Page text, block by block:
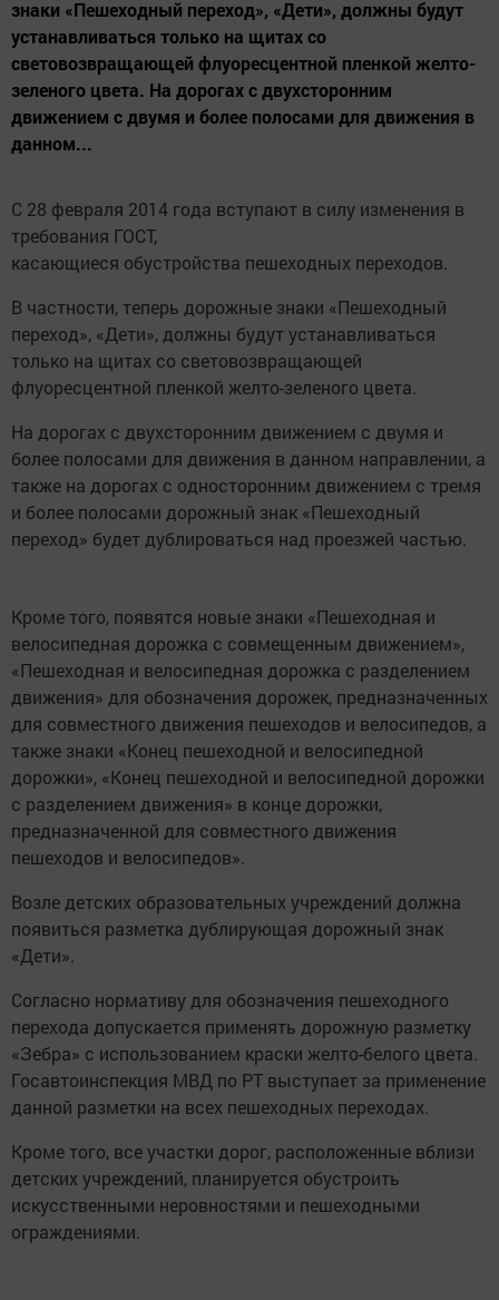
знаки «Пешеходный переход», «Дети», должны будут
устанавливаться только на щитах со
световозвращающей флуоресцентной пленкой желто-
зеленого цвета. На дорогах с двухсторонним
движением с двумя и более полосами для движения в
данном...
С 28 февраля 2014 года вступают в силу изменения в
требования ГОСТ,
касающиеся обустройства пешеходных переходов.
В частности, теперь дорожные знаки «Пешеходный
переход», «Дети», должны будут устанавливаться
только на щитах со световозвращающей
флуоресцентной пленкой желто-зеленого цвета.
На дорогах с двухсторонним движением с двумя и
более полосами для движения в данном направлении, а
также на дорогах с односторонним движением с тремя
и более полосами дорожный знак «Пешеходный
переход» будет дублироваться над проезжей частью.
Кроме того, появятся новые знаки «Пешеходная и
велосипедная дорожка с совмещенным движением»,
«Пешеходная и велосипедная дорожка с разделением
движения» для обозначения дорожек, предназначенных
для совместного движения пешеходов и велосипедов, а
также знаки «Конец пешеходной и велосипедной
дорожки», «Конец пешеходной и велосипедной дорожки
с разделением движения» в конце дорожки,
предназначенной для совместного движения
пешеходов и велосипедов».
Возле детских образовательных учреждений должна
появиться разметка дублирующая дорожный знак
«Дети».
Согласно нормативу для обозначения пешеходного
перехода допускается применять дорожную разметку
«Зебра» с использованием краски желто-белого цвета.
Госавтоинспекция МВД по РТ выступает за применение
данной разметки на всех пешеходных переходах.
Кроме того, все участки дорог, расположенные вблизи
детских учреждений, планируется обустроить
искусственными неровностями и пешеходными
ограждениями.